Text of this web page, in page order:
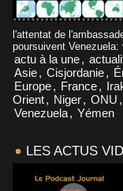
l'attentat de
poursuivent
actu à la une,
Asie, Cisjordanie,
Europe, France,
Orient, Niger, ONU ,
Venezuela, Yémen
LES ACTUS